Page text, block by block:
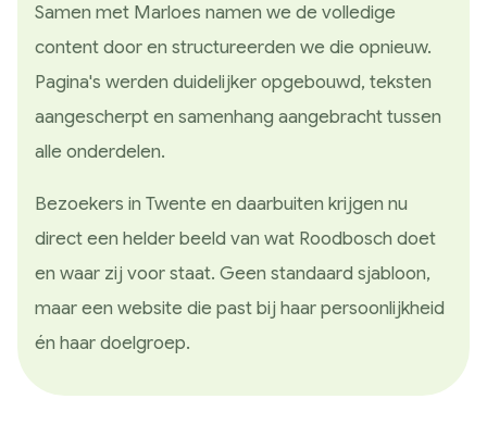
Samen met Marloes namen we de volledige
content door en structureerden we die opnieuw.
Pagina's werden duidelijker opgebouwd, teksten
aangescherpt en samenhang aangebracht tussen
alle onderdelen.
Bezoekers in Twente en daarbuiten krijgen nu
direct een helder beeld van wat Roodbosch doet
en waar zij voor staat. Geen standaard sjabloon,
maar een website die past bij haar persoonlijkheid
én haar doelgroep.